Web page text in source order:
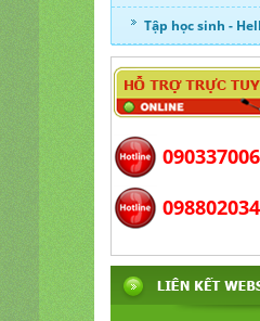
Tập học sinh -